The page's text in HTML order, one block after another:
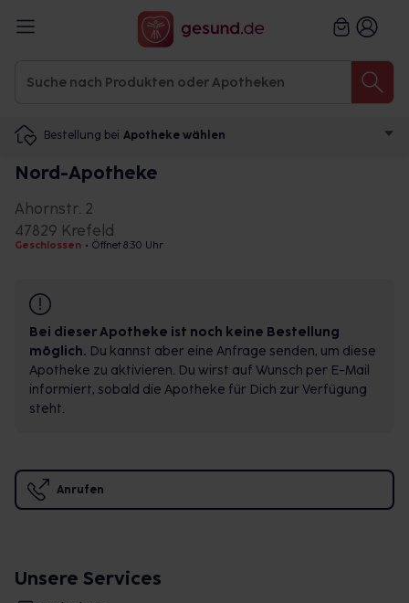
Bestellung bei Apotheke wählen
Nord-Apotheke
Ahornstr. 2
47829 Krefeld
Geschlossen • Öffnet 8:30 Uhr
Bei dieser Apotheke ist noch keine Bestellung
möglich. Du kannst aber eine Anfrage senden, um diese
Apotheke zu aktivieren. Du wirst auf Wunsch per E-Mail
informiert, sobald die Apotheke für Dich zur Verfügung
steht.
Anrufen
Unsere Services